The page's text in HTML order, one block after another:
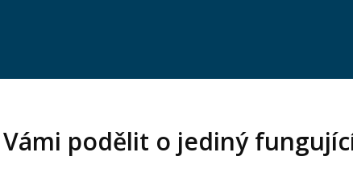
Vámi podělit o jediný